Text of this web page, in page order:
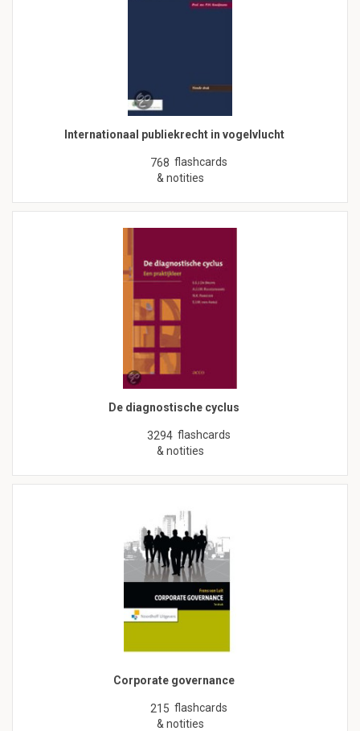
Internationaal publiekrecht in vogelvlucht
768 flashcards
& notities
De diagnostische cyclus
3294 flashcards
& notities
Corporate governance
215 flashcards
& notities